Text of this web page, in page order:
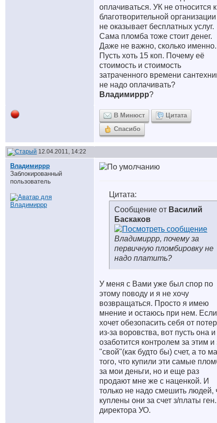
оплачиваться. УК не относится к
благотворительной
не оказывает бесплатных услуг.
Сама пломба тоже стоит денег.
Даже не важно, сколько именно.
Пусть хоть 15 коп. Почему её
стоимость и стоимость
затраченного времени
не надо оплачивать?
Владимиррр?
В Минюст
Цитата
Спасибо
12.04.2011, 14:22
Владимиррр
Заблокированный
пользователь
Цитата:
Сообщение от Василий
Баскаков
Владимиррр, почему за
первичную пломбировку не
надо платить?
У меня с Вами уже был спор по
этому поводу и я не хочу
возвращаться. Просто я имею
мнение и остаюсь при нем.
хочет обезопасить себя от
из-за воровства, вот пусть она и
озаботится контролем за этим и
"свой"(как будто бы) счет, а то
того, что купили эти самые
за мои деньги, но и еще раз
продают мне же с наценкой. И
только не надо смешить людей,
куплены они за счет з/платы ген.
директора УО.